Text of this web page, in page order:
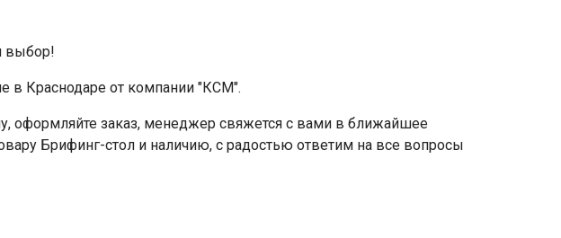
выбор!
в Краснодаре от компании "КСМ".
оформляйте заказ, менеджер свяжется с вами в ближайшее
Брифинг-стол и наличию, с радостью ответим на все вопросы